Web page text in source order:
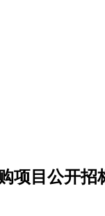
项目公开招